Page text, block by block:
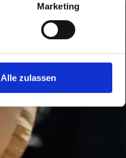
Marketing
Alle zulassen